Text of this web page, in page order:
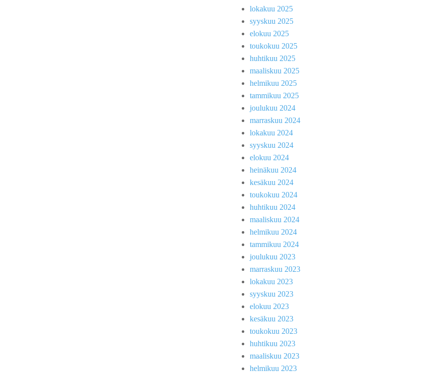
lokakuu 2025
syyskuu 2025
elokuu 2025
toukokuu 2025
huhtikuu 2025
maaliskuu 2025
helmikuu 2025
tammikuu 2025
joulukuu 2024
marraskuu 2024
lokakuu 2024
syyskuu 2024
elokuu 2024
heinäkuu 2024
kesäkuu 2024
toukokuu 2024
huhtikuu 2024
maaliskuu 2024
helmikuu 2024
tammikuu 2024
joulukuu 2023
marraskuu 2023
lokakuu 2023
syyskuu 2023
elokuu 2023
kesäkuu 2023
toukokuu 2023
huhtikuu 2023
maaliskuu 2023
helmikuu 2023